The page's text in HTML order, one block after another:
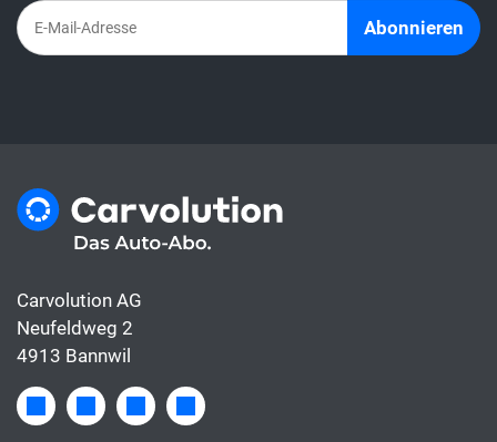
Abonnieren
Carvolution AG
Neufeldweg 2
4913 Bannwil